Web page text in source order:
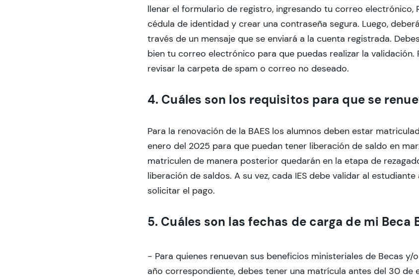
llenar el formulario de registro, ingresando tu correo electrónico,
cédula de identidad y crear una contraseña segura. Luego,
través de un mensaje que se enviará a la cuenta registrada.
bien tu correo electrónico para que puedas realizar la validación.
revisar la carpeta de spam o correo no deseado.
4. Cuáles son los requisitos para que se
Para la renovación de la BAES los alumnos deben estar
enero del 2025 para que puedan tener liberación de saldo en
matriculen de manera posterior quedarán en la etapa de
liberación de saldos. A su vez, cada IES debe validar al
solicitar el pago.
5. Cuáles son las fechas de carga de mi Beca
- Para quienes renuevan sus beneficios ministeriales de Becas y/
año correspondiente, debes tener una matrícula antes del 30 de